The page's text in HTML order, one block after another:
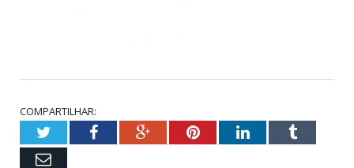
COMPARTILHAR:
TwitterFacebookGoogle+PinterestLinkedInTumblr
Email